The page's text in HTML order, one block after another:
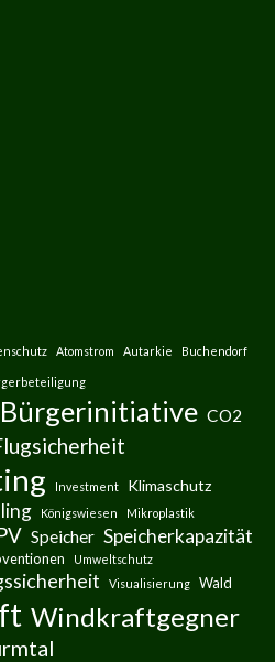
Atomstrom Autarkie Buchendorf
Bürgerinitiative CO2
Investment Klimaschutz
Königswiesen
Mikroplastik
Speicher Speicherkapazität
Umweltschutz
Visualisierung Wald
Windkraftgegner